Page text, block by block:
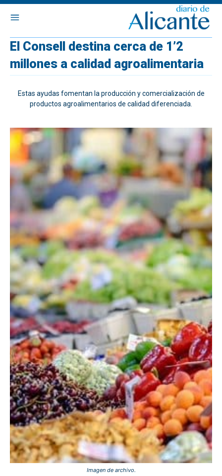
El Consell destina cerca de 1’2
millones a calidad agroalimentaria
Estas ayudas fomentan la producción y comercialización de
productos agroalimentarios de calidad diferenciada.
Imagen de archivo.